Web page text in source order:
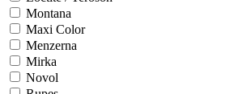
Montana
Maxi Color
Menzerna
Mirka
Novol